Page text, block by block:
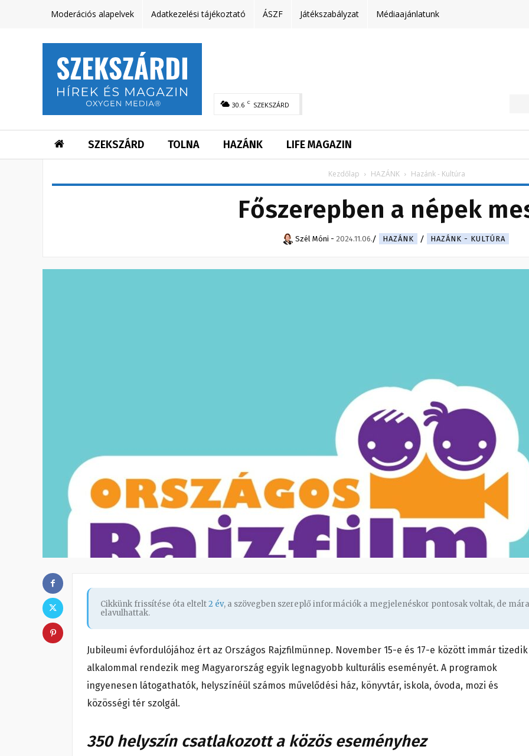
Moderációs alapelvek Adatkezelési tájékoztató ÁSZF Játékszabályzat Médiaajánlatunk
30.6 C SZEKSZÁRD
SZEKSZÁRD TOLNA HAZÁNK LIFE MAGAZIN
Kezdőlap HAZÁNK Hazánk - Kultúra
Főszerepben a népek
Szél Móni - 2024.11.06. HAZÁNK HAZÁNK - KULTÚRA
Cikkünk frissítése óta eltelt2 év, a szövegben szereplő információk a megjelenéskor pontosak voltak, de mára
elavulhattak.
Jubileumi évfordulójához ért az Országos Rajzfilmünnep. November 15-e és 17-e között immár tizedik
alkalommal rendezik meg Magyarország egyik legnagyobb kulturális eseményét. A programok
ingyenesen látogathatók, helyszínéül számos művelődési ház, könyvtár, iskola, óvoda, mozi és
közösségi tér szolgál.
350 helyszín csatlakozott a közös eseményhez